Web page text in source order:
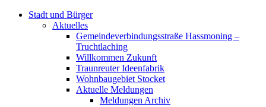
Stadt und Bürger
Aktuelles
Gemeindeverbindungsstraße Hassmoning –
Truchtlaching
Willkommen Zukunft
Traunreuter Ideenfabrik
Wohnbaugebiet Stocket
Aktuelle Meldungen
Meldungen Archiv